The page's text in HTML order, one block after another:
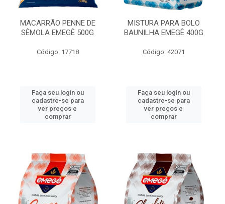
MACARRÃO PENNE DE
SÊMOLA EMEGÊ 500G
Código: 17718
Faça seu login ou
cadastre-se para
ver preços e
comprar
MISTURA PARA BOLO
BAUNILHA EMEGÊ 400G
Código: 42071
Faça seu login ou
cadastre-se para
ver preços e
comprar